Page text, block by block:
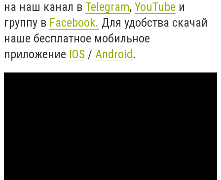
на наш канал в Telegram, YouTube и
группу в Facebook. Для удобства скачай
наше бесплатное мобильное
приложение IOS / Android.